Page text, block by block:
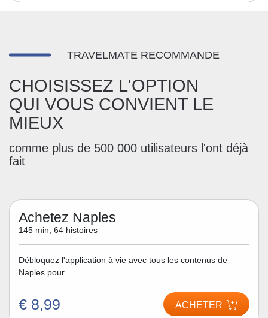
TRAVELMATE RECOMMANDE
CHOISISSEZ L'OPTION
QUI VOUS CONVIENT LE
MIEUX
comme plus de 500 000 utilisateurs l'ont déjà
fait
Achetez Naples
145 min, 64 histoires
Débloquez l'application à vie avec tous les contenus de
Naples pour
€ 8,99 ACHETER